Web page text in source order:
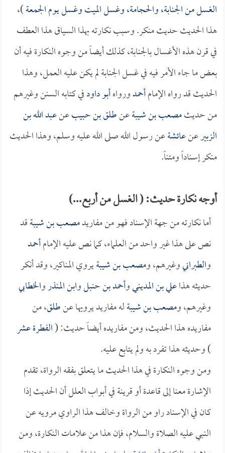
الغسل من الجنابة، والحجامة، وغسل الميت وغسل يوم الجمعة)،
هذا الحديث حديث منكر. وسبب نكارته بهذا السياق هذا العطف
في قرن هذه الأغسال بالجنابة، كذلك أيضاً من وجوه النكارة فيه أن
بعض ما جاء الأمر فيه في غسل الجنابة لم يكن عليه العمل، وهذا
الحديث قد رواه الإمامأحمدورواهأبو داودفي كتابه السنن وغيرهم
من حديثمصعب بن شيبةعنطلق بن حبيبعنعبد الله بن
الزبيرعنعائشةعن رسول الله صلى الله عليه وسلم، وهذا الحديث
منكر إسناداً ومتناً.
أوجه نكارة حديث: ( الغسل من أربع...)
أما نكارته من جهة الإسناد فهو من مفاريدمصعب بن شيبةقد
نص على هذا غير واحد من العلماء، كما نص عليه الإمامأحمد
والطبرانيوغيرهم، ومصعب بن شيبةيروي المناكير، وقد أنكر
حديثه هذاعلي بن المدينيوأحمد بن حنبلوابن المنذروالخطابي
وغيرهم، ومصعب بن شيبةله مفاريد يرويها عنطلق، من
مفاريده هذا الحديث، ومن مفاريده أيضاً حديث: (الفطرة عشر
) وحديثه هذا تفرد به ولم يتابع عليه.
ومن وجوه النكارة في هذا الحديث ما يتعلق بفقه الرواة، تقدم
الإشارة معنا إلى قاعدة أو قرينة في أبواب العلل أن الحديث إذا
كان في الإسناد راو من الرواة وخالف هذا الراوي مرويه عن
النبي عليه الصلاة والسلام، فإن هذا من علامات النكارة، ومن